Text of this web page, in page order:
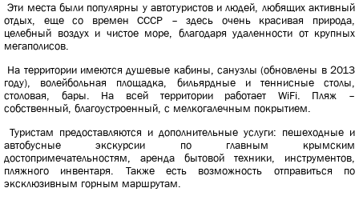
Эти места были популярны у автотуристов и людей, любящих активный
отдых, еще со времен СССР – здесь очень красивая природа,
целебный воздух и чистое море, благодаря удаленности от крупных
мегаполисов.
На территории имеются душевые кабины, санузлы (обновлены в 2013
году), волейбольная площадка, бильярдные и теннисные столы,
столовая, бары. На всей территории работает WiFi. Пляж –
собственный, благоустроенный, с мелкогалечным покрытием.
Туристам предоставляются и дополнительные услуги: пешеходные и
автобусные экскурсии по главным крымским
достопримечательностям, аренда бытовой техники, инструментов,
пляжного инвентаря. Также есть возможность отправиться по
эксклюзивным горным маршрутам.